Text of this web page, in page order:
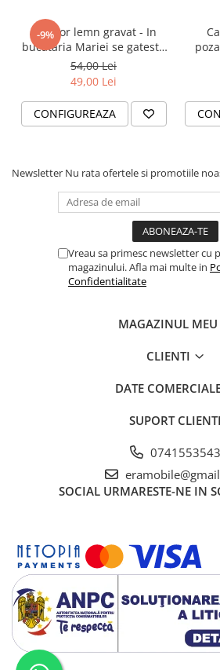
-9%
Tocator lemn gravat - In
bucataria Mariei se gateste
cu dragoste
54,00 Lei
49,00 Lei
CONFIGUREAZA
poza/
Newsletter Nu rata ofertele si promotiile
Vreau sa primesc newsletter cu
magazinului. Afla mai multe in
Confidentialitate
MAGAZINUL MEU
CLIENTI
DATE
SUPORT CLIENTI
0741553543
SOCIAL URMARESTE-NE IN